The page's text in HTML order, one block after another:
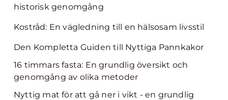
historisk genomgång
Kostråd: En vägledning till en hälsosam livsstil
Den Kompletta Guiden till Nyttiga Pannkakor
16 timmars fasta: En grundlig översikt och
genomgång av olika metoder
Nyttig mat för att gå ner i vikt - en grundlig